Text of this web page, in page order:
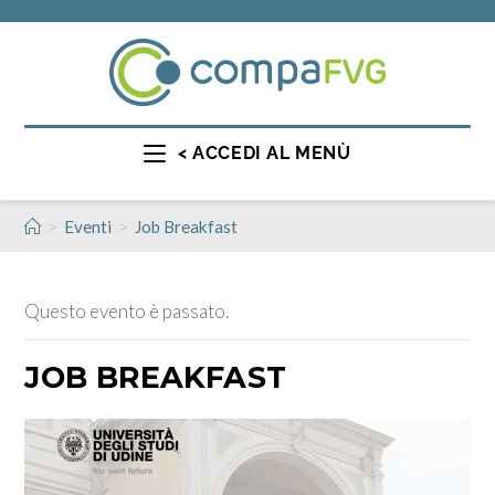
< ACCEDI AL MENÙ
> Eventi > Job Breakfast
Questo evento è passato.
JOB BREAKFAST